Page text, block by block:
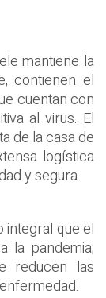
mantiene la
contienen el
cuentan con
al virus. El
de la casa de
logística
y segura.
integral que el
la pandemia;
reducen las